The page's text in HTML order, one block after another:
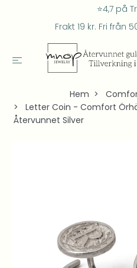
⭐4,7 på
Frakt 19 kr. Fri från
Hem
Letter Coin - Comfort
Återvunnet Silver